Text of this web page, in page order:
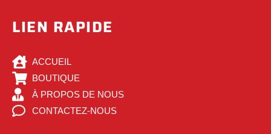
LIEN RAPIDE
ACCUEIL
BOUTIQUE
À PROPOS DE NOUS
CONTACTEZ-NOUS